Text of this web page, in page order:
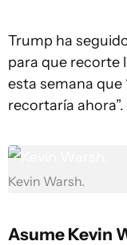
Trump ha
para que recorte
esta semana que
recortaría ahora”.
Kevin Warsh.
Asume Kevin